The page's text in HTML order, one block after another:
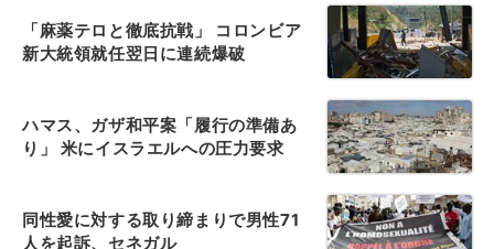
「麻薬テロと徹底抗戦」 コロンビア
新大統領就任翌日に連続爆破
ハマス、ガザ和平案「履行の準備あ
り」 米にイスラエルへの圧力要求
同性愛に対する取り締まりで男性71
人を起訴、セネガル